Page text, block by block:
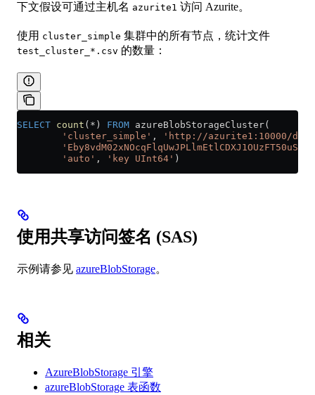
下文假设可通过主机名 azurite1 访问 Azurite。
使用 cluster_simple 集群中的所有节点，统计文件
test_cluster_*.csv 的数量：
SELECT count ( * ) FROM azureBlobStorageCluster(
        'cluster_simple'
,
'http://azurite1:10000/
        'auto'
, 'key UInt64' )
使用共享访问签名 (SAS)
示例请参见 azureBlobStorage。
相关
AzureBlobStorage 引擎
azureBlobStorage 表函数